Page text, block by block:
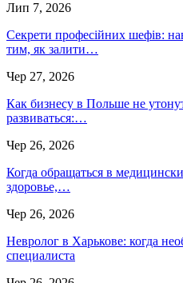
Лип 7, 2026
Секрети професійних шефів:
тим, як залити…
Чер 27, 2026
Как бизнесу в Польше не
развиваться:…
Чер 26, 2026
Когда обращаться в
здоровье,…
Чер 26, 2026
Невролог в Харькове: когда
специалиста